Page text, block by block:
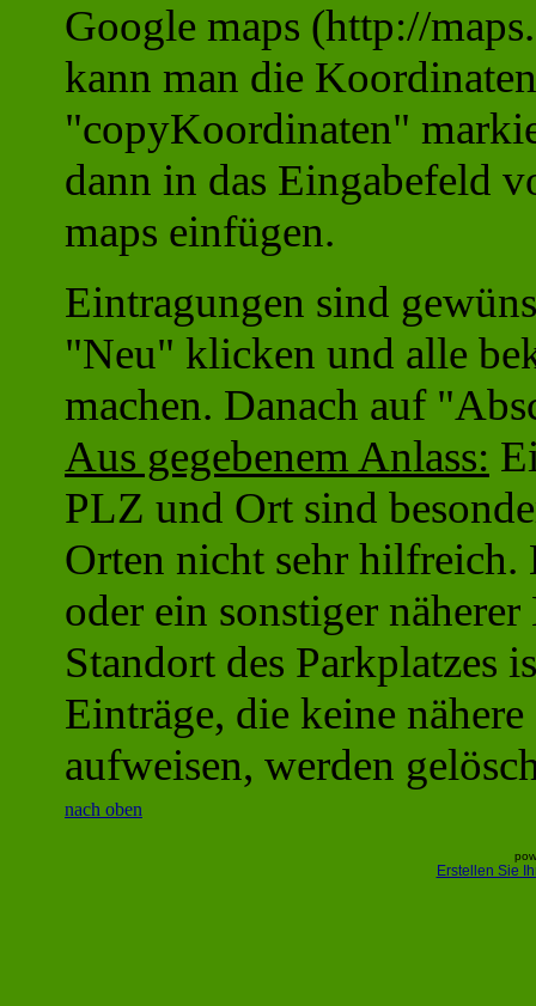
Google maps (http://
kann man die
"copyKoordinaten"
dann in das Eingabefeld
maps einfügen.
Eintragungen sind
"Neu" klicken und alle
machen. Danach auf
Aus gegebenem Anlass:
PLZ und Ort sind
Orten nicht sehr hilfreich.
oder ein sonstiger
Standort des Parkplatzes
Einträge, die keine
aufweisen, werden
nach oben
Erstellen Sie